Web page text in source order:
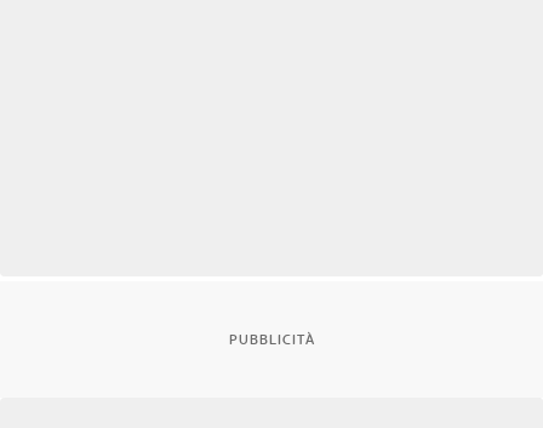
PUBBLICITÀ